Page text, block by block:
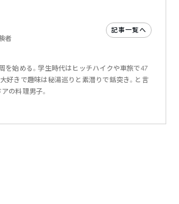
者
記事一覧へ
を始める。学生時代はヒッチハイクや車旅で47
好きで趣味は秘湯巡りと素潜りで銛突き。と言
の料理男子。